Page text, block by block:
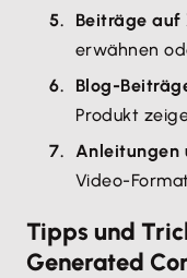
Beiträge auf
erwähnen
Blog-
Produkt
Anleitungen
Video-
Tipps und
Generated